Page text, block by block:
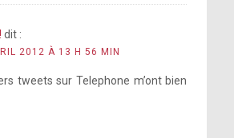
dit :
2012 À 13 H 56 MIN
tweets sur Telephone m’ont bien